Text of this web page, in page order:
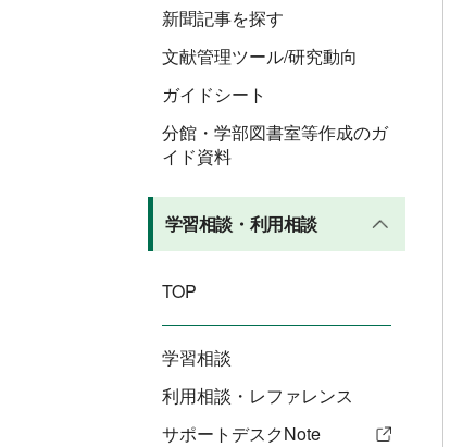
新聞記事を探す
文献管理ツール/研究動向
ガイドシート
分館・学部図書室等作成のガ
イド資料
学習相談・利用相談
TOP
学習相談
利用相談・レファレンス
サポートデスクNote